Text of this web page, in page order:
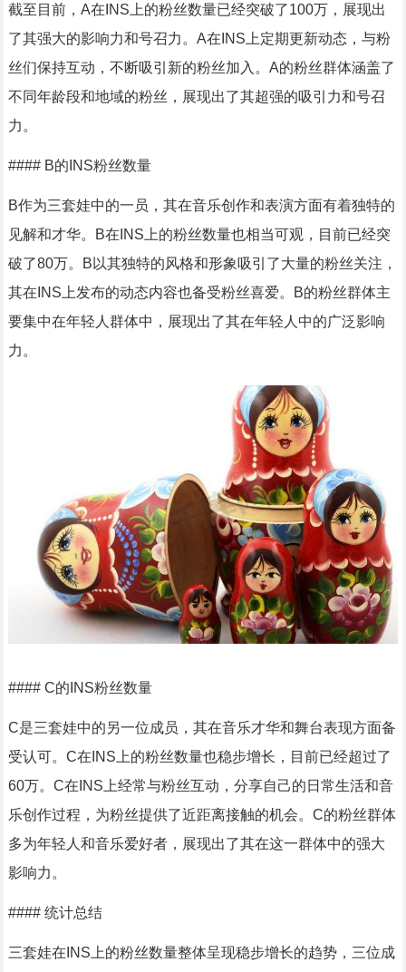
截至目前，A在INS上的粉丝数量已经突破了100万，展现出
了其强大的影响力和号召力。A在INS上定期更新动态，与粉
丝们保持互动，不断吸引新的粉丝加入。A的粉丝群体涵盖了
不同年龄段和地域的粉丝，展现出了其超强的吸引力和号召
力。
#### B的INS粉丝数量
B作为三套娃中的一员，其在音乐创作和表演方面有着独特的
见解和才华。B在INS上的粉丝数量也相当可观，目前已经突
破了80万。B以其独特的风格和形象吸引了大量的粉丝关注，
其在INS上发布的动态内容也备受粉丝喜爱。B的粉丝群体主
要集中在年轻人群体中，展现出了其在年轻人中的广泛影响
力。
#### C的INS粉丝数量
C是三套娃中的另一位成员，其在音乐才华和舞台表现方面备
受认可。C在INS上的粉丝数量也稳步增长，目前已经超过了
60万。C在INS上经常与粉丝互动，分享自己的日常生活和音
乐创作过程，为粉丝提供了近距离接触的机会。C的粉丝群体
多为年轻人和音乐爱好者，展现出了其在这一群体中的强大
影响力。
#### 统计总结
三套娃在INS上的粉丝数量整体呈现稳步增长的趋势，三位成